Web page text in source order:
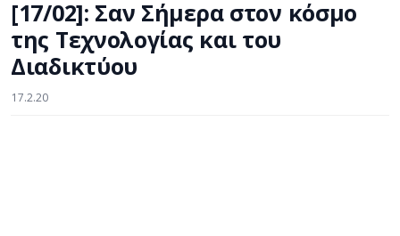
[17/02]: Σαν Σήμερα στον κόσμο
της Τεχνολογίας και του
Διαδικτύου
17.2.20